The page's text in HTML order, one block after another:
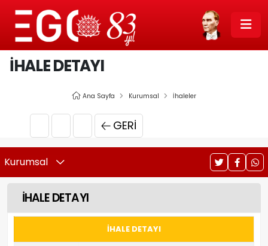
İHALE DETAYI
Ana Sayfa Kurumsal İhaleler
GERI
Kurumsal
İHALE DETAYI
İHALE DETAYI